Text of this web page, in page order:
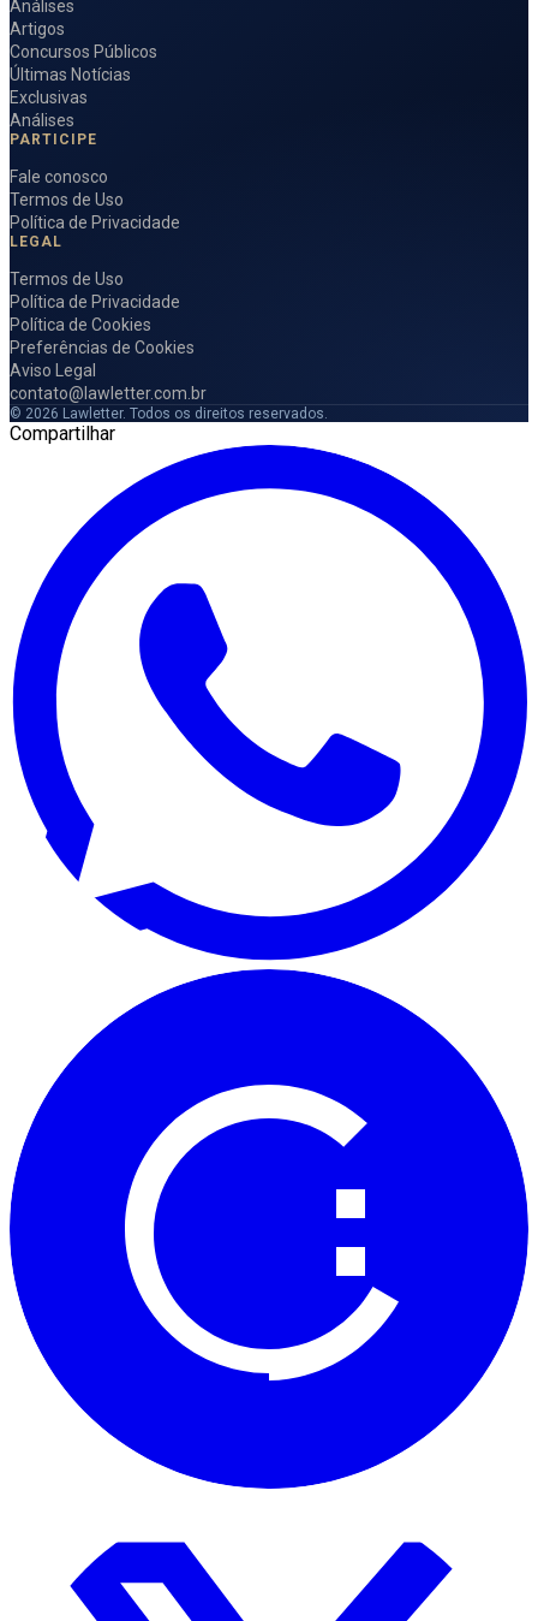
Análises
Artigos
Concursos Públicos
Últimas Notícias
Exclusivas
Análises
PARTICIPE
Fale conosco
Termos de Uso
Política de Privacidade
LEGAL
Termos de Uso
Política de Privacidade
Política de Cookies
Preferências de Cookies
Aviso Legal
contato@lawletter.com.br
© 2026 Lawletter. Todos os direitos reservados.
Compartilhar